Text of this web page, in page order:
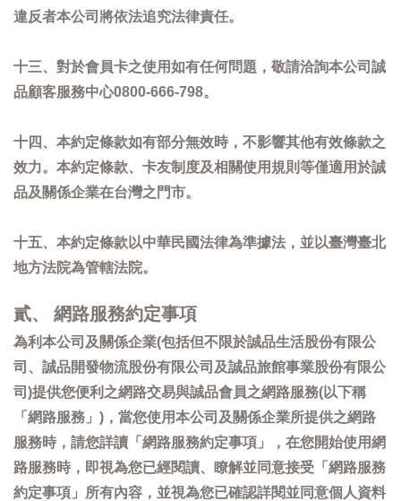
違反者本公司將依法追究法律責任。
十三、對於會員卡之使用如有任何問題，敬請洽詢本公司誠
品顧客服務中心0800-666-798。
十四、本約定條款如有部分無效時，不影響其他有效條款之
效力。本約定條款、卡友制度及相關使用規則等僅適用於誠
品及關係企業在台灣之門市。
十五、本約定條款以中華民國法律為準據法，並以臺灣臺北
地方法院為管轄法院。
貳、 網路服務約定事項
為利本公司及關係企業(包括但不限於誠品生活股份有限公
司、誠品開發物流股份有限公司及誠品旅館事業股份有限公
司)提供您便利之網路交易與誠品會員之網路服務(以下稱
「網路服務」)，當您使用本公司及關係企業所提供之網路
服務時，請您詳讀「網路服務約定事項」，在您開始使用網
路服務時，即視為您已經閱讀、瞭解並同意接受「網路服務
約定事項」所有內容，並視為您已確認詳閱並同意個人資料